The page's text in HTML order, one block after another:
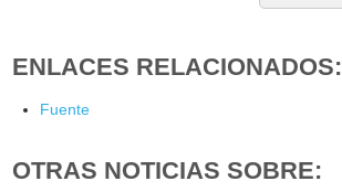
ENLACES RELACIONADOS:
Fuente
OTRAS NOTICIAS SOBRE: